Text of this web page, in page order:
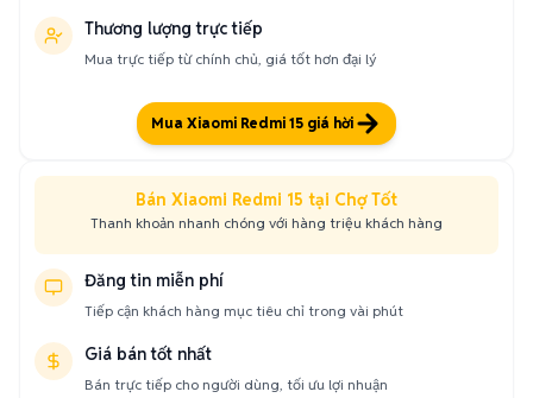
Thương lượng trực tiếp
Mua trực tiếp từ chính chủ, giá tốt hơn đại lý
Mua Xiaomi Redmi 15 giá hời
Bán Xiaomi Redmi 15 tại Chợ Tốt
Thanh khoản nhanh chóng với hàng triệu khách hàng
Đăng tin miễn phí
Tiếp cận khách hàng mục tiêu chỉ trong vài phút
Giá bán tốt nhất
Bán trực tiếp cho người dùng, tối ưu lợi nhuận